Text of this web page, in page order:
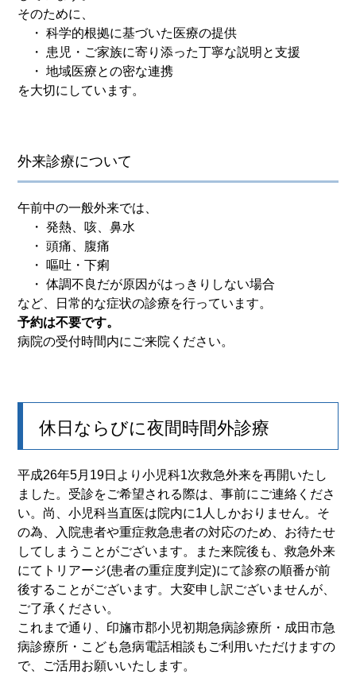
そのために、
・ 科学的根拠に基づいた医療の提供
・ 患児・ご家族に寄り添った丁寧な説明と支援
・ 地域医療との密な連携
を大切にしています。
外来診療について
午前中の一般外来では、
・ 発熱、咳、鼻水
・ 頭痛、腹痛
・ 嘔吐・下痢
・ 体調不良だが原因がはっきりしない場合
など、日常的な症状の診療を行っています。
予約は不要です。
病院の受付時間内にご来院ください。
休日ならびに夜間時間外診療
平成26年5月19日より小児科1次救急外来を再開いたし
ました。受診をご希望される際は、事前にご連絡くださ
い。尚、小児科当直医は院内に1人しかおりません。そ
の為、入院患者や重症救急患者の対応のため、お待たせ
してしまうことがございます。また来院後も、救急外来
にてトリアージ(患者の重症度判定)にて診察の順番が前
後することがございます。大変申し訳ございませんが、
ご了承ください。
これまで通り、印旛市郡小児初期急病診療所・成田市急
病診療所・こども急病電話相談もご利用いただけますの
で、ご活用お願いいたします。